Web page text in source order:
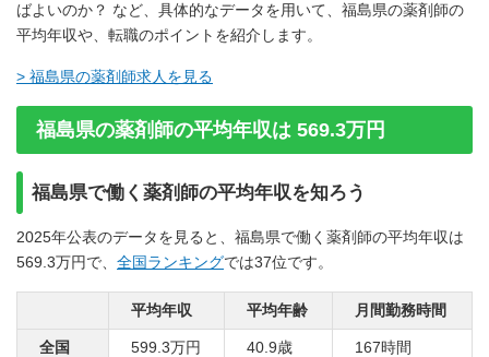
ばよいのか？ など、具体的なデータを用いて、福島県の薬剤師の
平均年収や、転職のポイントを紹介します。
> 福島県の薬剤師求人を見る
福島県の薬剤師の平均年収は 569.3万円
福島県で働く薬剤師の平均年収を知ろう
2025年公表のデータを見ると、福島県で働く薬剤師の平均年収は
569.3万円で、 全国ランキングでは37位です。
平均年収 平均年齢 月間勤務時間
全国 599.3万円 40.9歳 167時間